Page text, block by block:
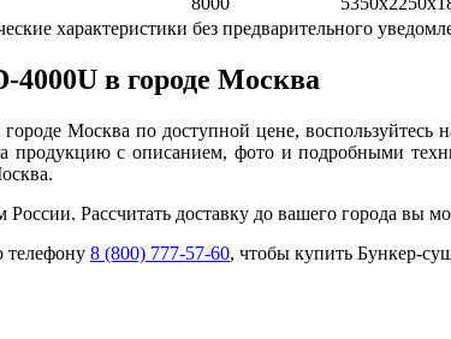
характеристики без предварительного
в городе Москва
Москва по доступной цене,
продукцию с описанием, фото и подробными
Рассчитать доставку до вашего города вы
телефону 8 (800) 777-57-60, чтобы купить Бункер-